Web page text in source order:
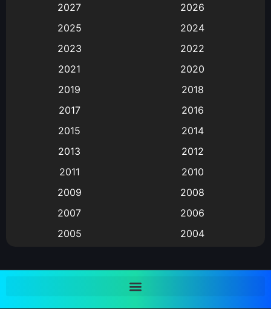
Animation การ์ตูน
Animation อนิเมะ
Animation แอนิเมชัน
(9)
Big tits (นมใหญ่)
Bitch (ผู้หญิงร่าน)
2027
2026
2025
2024
2023
2022
2021
2020
2019
2018
2017
2016
2015
2014
2013
2012
2011
2010
2009
2008
2007
2006
2005
2004